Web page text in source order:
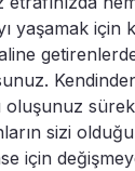
yaşamak için
oluşunuz
sizi
için